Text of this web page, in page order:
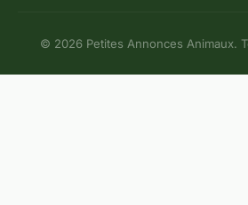
© 2026 Petites Annonces Animaux.